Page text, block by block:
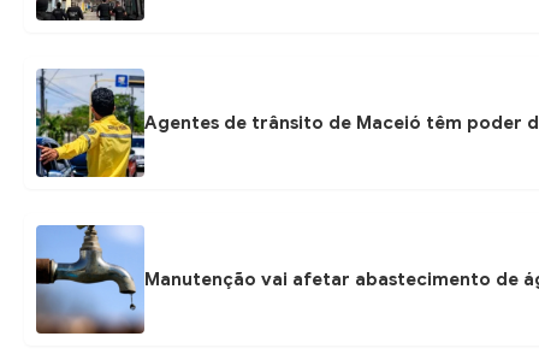
Agentes de trânsito de Maceió têm poder
Manutenção vai afetar abastecimento de